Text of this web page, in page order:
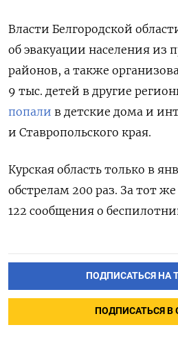
Власти Белгородской
об эвакуации населения из
районов, а также
9 тыс. детей в другие
попали в детские дома и
и Ставропольского края.
Курская область только в
обстрелам 200 раз. За тот
122 сообщения о
ПОДПИСАТЬСЯ НА
ПОДПИСАТЬСЯ В